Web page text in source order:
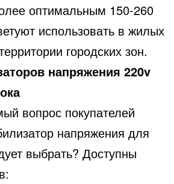
оптимальным 150-260
использовать в жилых
городских зон.
напряжения 220v
вопрос покупателей
напряжения для
выбрать? Доступны